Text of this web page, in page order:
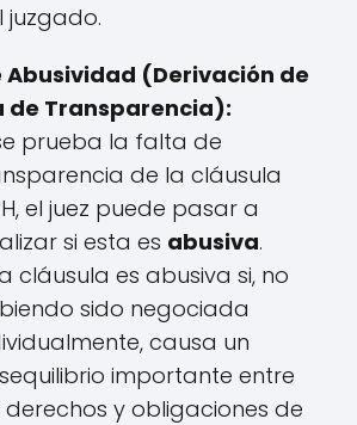
juzgado.
Abusividad (Derivación de
de Transparencia):
prueba la falta de
de la cláusula
el juez puede pasar a
si esta es abusiva.
cláusula es abusiva si, no
sido negociada
causa un
importante entre
derechos y obligaciones de